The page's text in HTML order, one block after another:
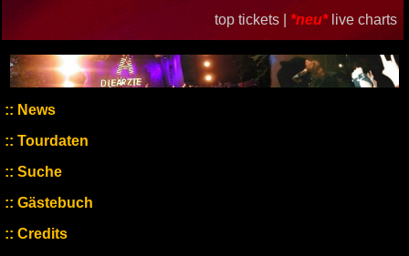
top tickets | *neu* live charts
News
Tourdaten
Suche
Gästebuch
Credits